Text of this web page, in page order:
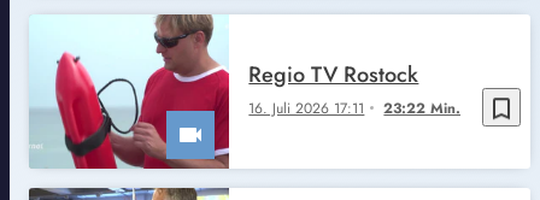
bookmark_border
16. Juli 2026 17:11 23:22 Min.
Regio TV Rostock